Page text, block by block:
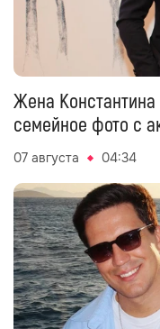
Жена
семейное фото с
07 августа 04:34